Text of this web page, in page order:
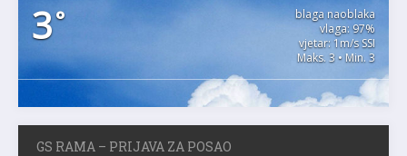
3°
blaga naoblaka
vlaga: 97%
vjetar: 1m/s SSI
Maks. 3 • Min. 3
GS RAMA – PRIJAVA ZA POSAO